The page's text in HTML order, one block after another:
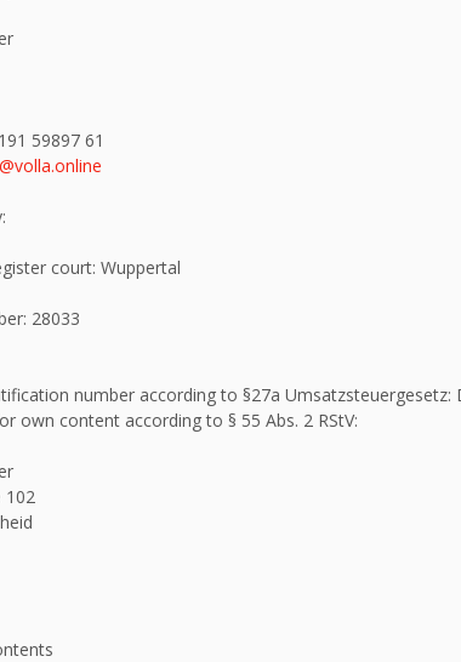
59897 61
court: Wuppertal
28033
number according to §27a Umsatzsteuergesetz:
own content according to § 55 Abs. 2 RStV:
102